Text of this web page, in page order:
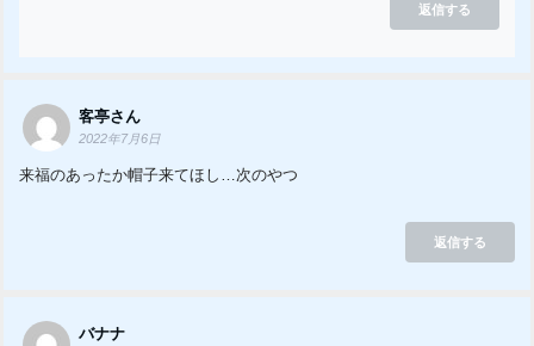
返信する
客亭さん
2022年7月6日
来福のあったか帽子来てほし…次のやつ
返信する
バナナ